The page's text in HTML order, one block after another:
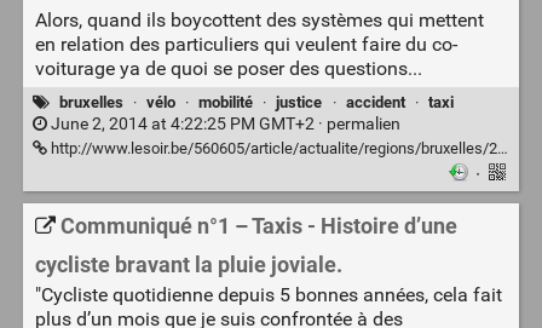
Alors, quand ils boycottent des systèmes qui mettent
en relation des particuliers qui veulent faire du co-
voiturage ya de quoi se poser des questions...
bruxelles · vélo · mobilité · justice · accident · taxi
June 2, 2014 at 4:22:25 PM GMT+2 · permalien
http://www.lesoir.be/560605/article/actualite/regions/bruxelles/2014-06-02/renverse-volontairement-par-un-taxi-avenue-louise
·
Communiqué n°1 – Taxis - Histoire d’une
cycliste bravant la pluie joviale.
"Cycliste quotidienne depuis 5 bonnes années, cela fait
plus d’un mois que je suis confrontée à des